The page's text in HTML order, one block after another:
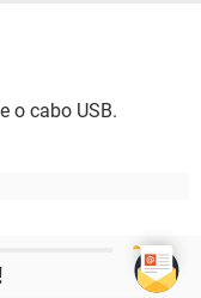
o cabo USB.